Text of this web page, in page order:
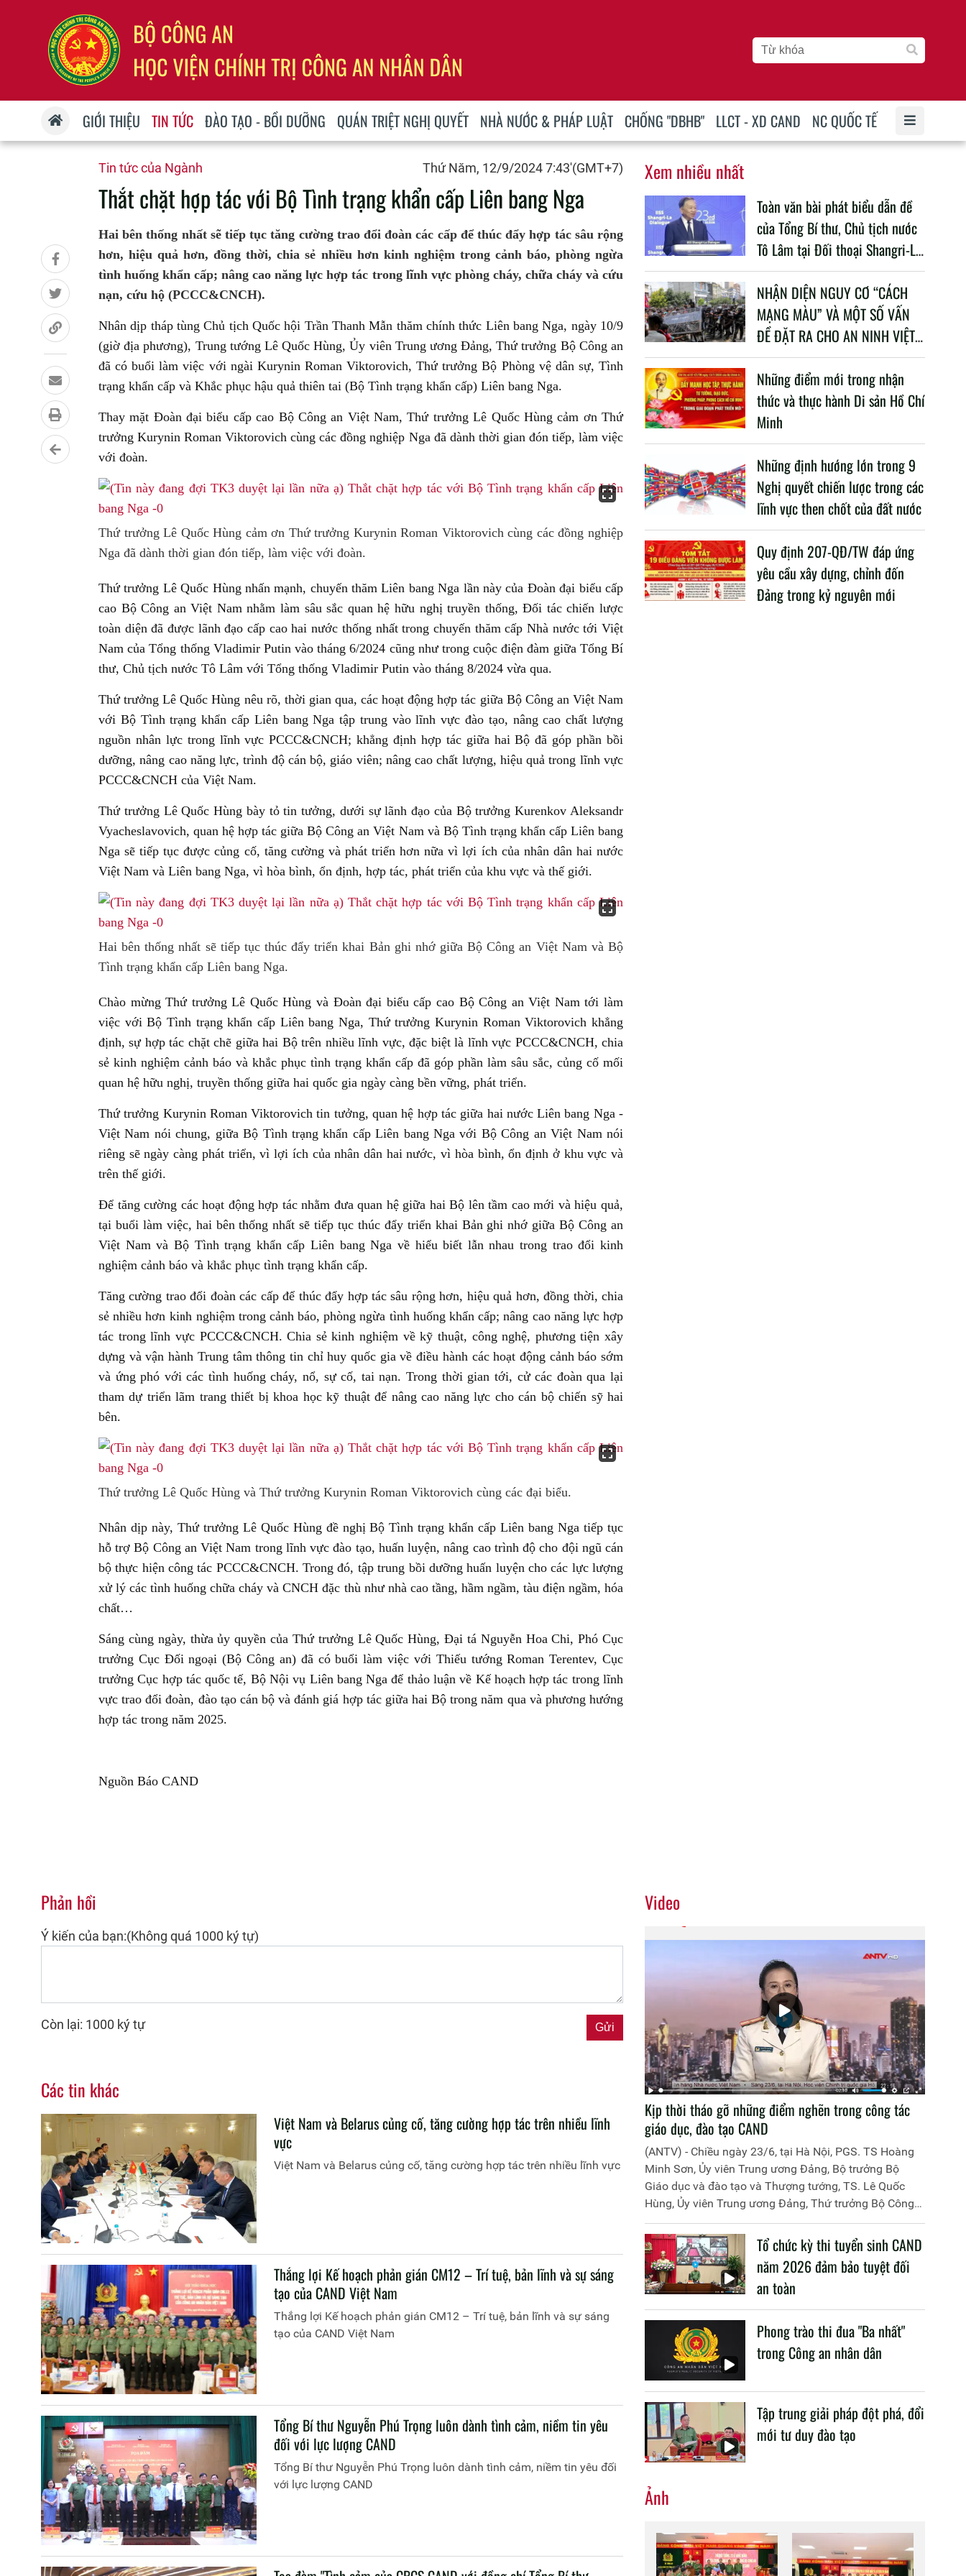
GIỚI THIỆU TIN TỨC ĐÀO TẠO - BỒI DƯỠNG QUÁN TRIỆT NGHỊ QUYẾT NHÀ NƯỚC & PHÁP LUẬT CHỐNG "DBHB" LLCT - XD CAND NC QUỐC TẾ
Tin tức của Ngành Thứ Năm, 12/9/2024 7:43'(GMT+7)
Thắt chặt hợp tác với Bộ Tình trạng khẩn cấp Liên bang Nga
Hai bên thống nhất sẽ tiếp tục tăng cường trao đổi đoàn các cấp để thúc đẩy hợp tác sâu rộng
hơn, hiệu quả hơn, đồng thời, chia sẻ nhiều hơn kinh nghiệm trong cảnh báo, phòng ngừa
tình huống khẩn cấp; nâng cao năng lực hợp tác trong lĩnh vực phòng cháy, chữa cháy và cứu
nạn, cứu hộ (PCCC&CNCH).
Nhân dịp tháp tùng Chủ tịch Quốc hội Trần Thanh Mẫn thăm chính thức Liên bang Nga, ngày 10/9
(giờ địa phương), Trung tướng Lê Quốc Hùng, Ủy viên Trung ương Đảng, Thứ trưởng Bộ Công an
đã có buổi làm việc với ngài Kurynin Roman Viktorovich, Thứ trưởng Bộ Phòng vệ dân sự, Tình
trạng khẩn cấp và Khắc phục hậu quả thiên tai (Bộ Tình trạng khẩn cấp) Liên bang Nga.
Thay mặt Đoàn đại biểu cấp cao Bộ Công an Việt Nam, Thứ trưởng Lê Quốc Hùng cảm ơn Thứ
trưởng Kurynin Roman Viktorovich cùng các đồng nghiệp Nga đã dành thời gian đón tiếp, làm việc
với đoàn.
Thứ trưởng Lê Quốc Hùng cảm ơn Thứ trưởng Kurynin Roman Viktorovich cùng các đồng nghiệp
Nga đã dành thời gian đón tiếp, làm việc với đoàn.
Thứ trưởng Lê Quốc Hùng nhấn mạnh, chuyến thăm Liên bang Nga lần này của Đoàn đại biểu cấp
cao Bộ Công an Việt Nam nhằm làm sâu sắc quan hệ hữu nghị truyền thống, Đối tác chiến lược
toàn diện đã được lãnh đạo cấp cao hai nước thống nhất trong chuyến thăm cấp Nhà nước tới Việt
Nam của Tổng thống Vladimir Putin vào tháng 6/2024 cũng như trong cuộc điện đàm giữa Tổng Bí
thư, Chủ tịch nước Tô Lâm với Tổng thống Vladimir Putin vào tháng 8/2024 vừa qua.
Thứ trưởng Lê Quốc Hùng nêu rõ, thời gian qua, các hoạt động hợp tác giữa Bộ Công an Việt Nam
với Bộ Tình trạng khẩn cấp Liên bang Nga tập trung vào lĩnh vực đào tạo, nâng cao chất lượng
nguồn nhân lực trong lĩnh vực PCCC&CNCH; khẳng định hợp tác giữa hai Bộ đã góp phần bồi
dưỡng, nâng cao năng lực, trình độ cán bộ, giáo viên; nâng cao chất lượng, hiệu quả trong lĩnh vực
PCCC&CNCH của Việt Nam.
Thứ trưởng Lê Quốc Hùng bày tỏ tin tưởng, dưới sự lãnh đạo của Bộ trưởng Kurenkov Aleksandr
Vyacheslavovich, quan hệ hợp tác giữa Bộ Công an Việt Nam và Bộ Tình trạng khẩn cấp Liên bang
Nga sẽ tiếp tục được củng cố, tăng cường và phát triển hơn nữa vì lợi ích của nhân dân hai nước
Việt Nam và Liên bang Nga, vì hòa bình, ổn định, hợp tác, phát triển của khu vực và thế giới.
Hai bên thống nhất sẽ tiếp tục thúc đẩy triển khai Bản ghi nhớ giữa Bộ Công an Việt Nam và Bộ
Tình trạng khẩn cấp Liên bang Nga.
Chào mừng Thứ trưởng Lê Quốc Hùng và Đoàn đại biểu cấp cao Bộ Công an Việt Nam tới làm
việc với Bộ Tình trạng khẩn cấp Liên bang Nga, Thứ trưởng Kurynin Roman Viktorovich khẳng
định, sự hợp tác chặt chẽ giữa hai Bộ trên nhiều lĩnh vực, đặc biệt là lĩnh vực PCCC&CNCH, chia
sẻ kinh nghiệm cảnh báo và khắc phục tình trạng khẩn cấp đã góp phần làm sâu sắc, củng cố mối
quan hệ hữu nghị, truyền thống giữa hai quốc gia ngày càng bền vững, phát triển.
Thứ trưởng Kurynin Roman Viktorovich tin tưởng, quan hệ hợp tác giữa hai nước Liên bang Nga -
Việt Nam nói chung, giữa Bộ Tình trạng khẩn cấp Liên bang Nga với Bộ Công an Việt Nam nói
riêng sẽ ngày càng phát triển, vì lợi ích của nhân dân hai nước, vì hòa bình, ổn định ở khu vực và
trên thế giới.
Để tăng cường các hoạt động hợp tác nhằm đưa quan hệ giữa hai Bộ lên tầm cao mới và hiệu quả,
tại buổi làm việc, hai bên thống nhất sẽ tiếp tục thúc đẩy triển khai Bản ghi nhớ giữa Bộ Công an
Việt Nam và Bộ Tình trạng khẩn cấp Liên bang Nga về hiểu biết lẫn nhau trong trao đổi kinh
nghiệm cảnh báo và khắc phục tình trạng khẩn cấp.
Tăng cường trao đổi đoàn các cấp để thúc đẩy hợp tác sâu rộng hơn, hiệu quả hơn, đồng thời, chia
sẻ nhiều hơn kinh nghiệm trong cảnh báo, phòng ngừa tình huống khẩn cấp; nâng cao năng lực hợp
tác trong lĩnh vực PCCC&CNCH. Chia sẻ kinh nghiệm về kỹ thuật, công nghệ, phương tiện xây
dựng và vận hành Trung tâm thông tin chỉ huy quốc gia về điều hành các hoạt động cảnh báo sớm
và ứng phó với các tình huống cháy, nổ, sự cố, tai nạn. Trong thời gian tới, cử các đoàn qua lại
tham dự triển lãm trang thiết bị khoa học kỹ thuật để nâng cao năng lực cho cán bộ chiến sỹ hai
bên.
Thứ trưởng Lê Quốc Hùng và Thứ trưởng Kurynin Roman Viktorovich cùng các đại biểu.
Nhân dịp này, Thứ trưởng Lê Quốc Hùng đề nghị Bộ Tình trạng khẩn cấp Liên bang Nga tiếp tục
hỗ trợ Bộ Công an Việt Nam trong lĩnh vực đào tạo, huấn luyện, nâng cao trình độ cho đội ngũ cán
bộ thực hiện công tác PCCC&CNCH. Trong đó, tập trung bồi dưỡng huấn luyện cho các lực lượng
xử lý các tình huống chữa cháy và CNCH đặc thù như nhà cao tầng, hầm ngầm, tàu điện ngầm, hóa
chất…
Sáng cùng ngày, thừa ủy quyền của Thứ trưởng Lê Quốc Hùng, Đại tá Nguyễn Hoa Chi, Phó Cục
trưởng Cục Đối ngoại (Bộ Công an) đã có buổi làm việc với Thiếu tướng Roman Terentev, Cục
trưởng Cục hợp tác quốc tế, Bộ Nội vụ Liên bang Nga để thảo luận về Kế hoạch hợp tác trong lĩnh
vực trao đổi đoàn, đào tạo cán bộ và đánh giá hợp tác giữa hai Bộ trong năm qua và phương hướng
hợp tác trong năm 2025.
Nguồn Báo CAND
Xem nhiều nhất
Toàn văn bài phát biểu dẫn đề
của Tổng Bí thư, Chủ tịch nước
Tô Lâm tại Đối thoại Shangri-La
lần thứ 23
NHẬN DIỆN NGUY CƠ “CÁCH
MẠNG MÀU” VÀ MỘT SỐ VẤN
ĐỀ ĐẶT RA CHO AN NINH VIỆT
NAM TRONG BỐI CẢNH HIỆN
NAY
Những điểm mới trong nhận
thức và thực hành Di sản Hồ Chí
Minh
Những định hướng lớn trong 9
Nghị quyết chiến lược trong các
lĩnh vực then chốt của đất nước
Quy định 207-QĐ/TW đáp ứng
yêu cầu xây dựng, chỉnh đốn
Đảng trong kỷ nguyên mới
Phản hồi
Ý kiến của bạn:(Không quá 1000 ký tự)
Còn lại: 1000 ký tự
Các tin khác
Việt Nam và Belarus củng cố, tăng cường hợp tác trên nhiều lĩnh
vực
Việt Nam và Belarus củng cố, tăng cường hợp tác trên nhiều lĩnh vực
Thắng lợi Kế hoạch phản gián CM12 – Trí tuệ, bản lĩnh và sự sáng
tạo của CAND Việt Nam
Thắng lợi Kế hoạch phản gián CM12 – Trí tuệ, bản lĩnh và sự sáng
tạo của CAND Việt Nam
Tổng Bí thư Nguyễn Phú Trọng luôn dành tình cảm, niềm tin yêu
đối với lực lượng CAND
Tổng Bí thư Nguyễn Phú Trọng luôn dành tình cảm, niềm tin yêu đối
với lực lượng CAND
Video
Kịp thời tháo gỡ những điểm nghẽn trong công tác
giáo dục, đào tạo CAND
(ANTV) - Chiều ngày 23/6, tại Hà Nội, PGS. TS Hoàng
Minh Sơn, Ủy viên Trung ương Đảng, Bộ trưởng Bộ
Giáo dục và đào tạo và Thượng tướng, TS. Lê Quốc
Hùng, Ủy viên Trung ương Đảng, Thứ trưởng Bộ Công
an đã đồng chủ trì buổi làm việc với các đơn vị của 2
Bộ về một số nội dung liên quan đến công tác giáo dục
và đào tạo của lực lượng CAND.Tổ chức kỳ thi tuyển sinh CAND
năm 2026 đảm bảo tuyệt đối
an toàn
Phong trào thi đua "Ba nhất"
trong Công an nhân dân
Tập trung giải pháp đột phá, đổi
mới tư duy đào tạo
Ảnh